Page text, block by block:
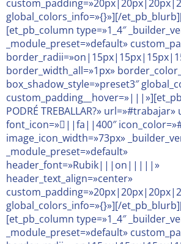
global_colors_info=»{}»][/
[et_pb_column type=»1_4″
_module_preset=»default»
border_width_all=»1px»
box_shadow_style=»preset3″
PODRÉ TREBALLAR?»
font_icon=»||fa||400″
image_icon_width=»73px»
_module_preset=»default»
header_font=»Rubik|||on|||||»
header_text_align=»center»
global_colors_info=»{}»][/
[et_pb_column type=»1_4″
_module_preset=»default»